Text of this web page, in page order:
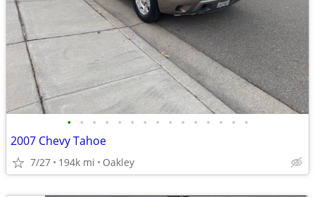
• • • • • • • • • • • • • • •
2007 Chevy Tahoe
7/27 194k mi Oakley